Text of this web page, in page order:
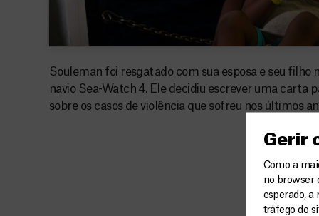
Gerir
Como a
no browser
esperado,
tráfego do
Souleman foi resgatado com sua esposa e seu
navio Sea-Watch 4. Ele decidiu escrever uma carta
sobre os casos de violência que sofreu nos últimos